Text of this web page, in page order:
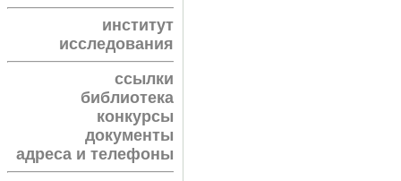
институт
исследования
ссылки
библиотека
конкурсы
документы
адреса и телефоны